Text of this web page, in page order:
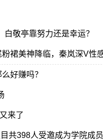
敬亭靠努力还是幸运？
好赚吗？
来了
共398人受邀成为学院成员